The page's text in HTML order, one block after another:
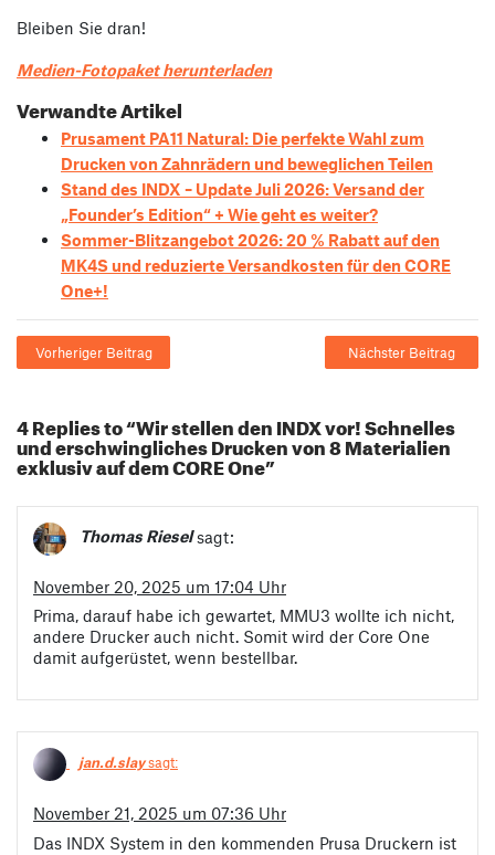
Bleiben Sie dran!
Medien-Fotopaket herunterladen
Verwandte Artikel
Prusament PA11 Natural: Die perfekte Wahl zum
Drucken von Zahnrädern und beweglichen Teilen
Stand des INDX – Update Juli 2026: Versand der
„Founder’s Edition“ + Wie geht es weiter?
Sommer-Blitzangebot 2026: 20 % Rabatt auf den
MK4S und reduzierte Versandkosten für den CORE
One+!
Vorheriger Beitrag Nächster Beitrag
4 Replies to “Wir stellen den INDX vor! Schnelles
und erschwingliches Drucken von 8 Materialien
exklusiv auf dem CORE One”
Thomas Riesel sagt:
November 20, 2025 um 17:04 Uhr
Prima, darauf habe ich gewartet, MMU3 wollte ich nicht,
andere Drucker auch nicht. Somit wird der Core One
damit aufgerüstet, wenn bestellbar.
jan.d.slaysagt:
November 21, 2025 um 07:36 Uhr
Das INDX System in den kommenden Prusa Druckern ist